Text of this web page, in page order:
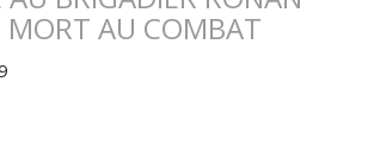
MORT AU COMBAT